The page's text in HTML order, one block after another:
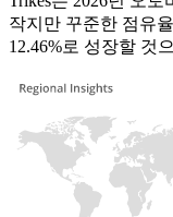
작지만 꾸준한 점유
12.46%로 성장할 것